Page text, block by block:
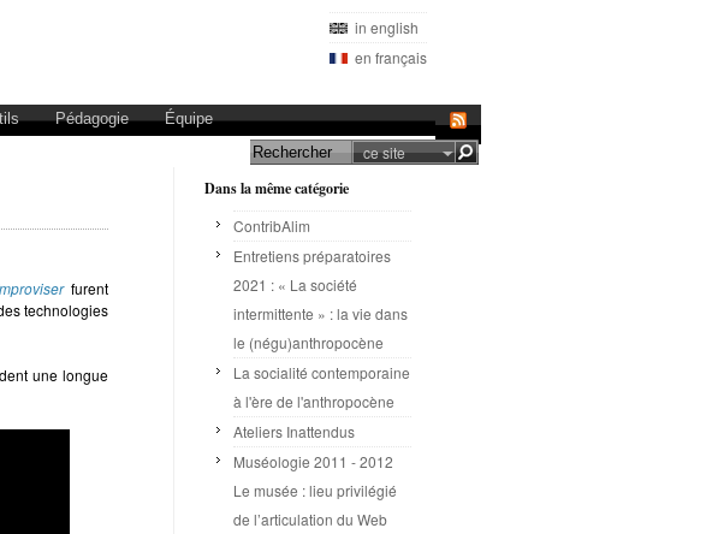
in english
en français
Pédagogie Équipe
ce site
furent
technologies
une longue
Dans la même catégorie
ContribAlim
Entretiens préparatoires
2021 : « La société
intermittente » : la vie dans
le (négu)anthropocène
La socialité contemporaine
à l'ère de l'anthropocène
Ateliers Inattendus
Muséologie 2011 - 2012
Le musée : lieu privilégié
de l’articulation du Web